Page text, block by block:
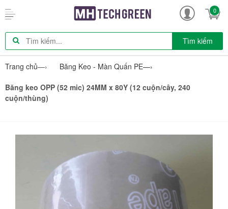
0
Tìm kiếm
Trang chủ—› Băng Keo - Màn Quấn PE—›
Băng keo OPP (52 mic) 24MM x 80Y (12 cuộn/cây, 240
cuộn/thùng)